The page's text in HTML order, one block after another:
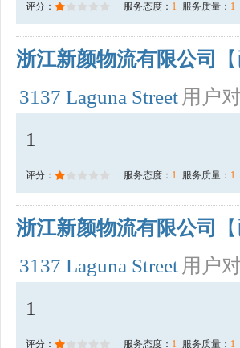
评分： 服务态度： 1 服务质量： 1
浙江新颜物流有限公司
3137 Laguna Street 用户
1
评分： 服务态度： 1 服务质量： 1
浙江新颜物流有限公司
3137 Laguna Street 用户
1
评分： 服务态度： 1 服务质量： 1